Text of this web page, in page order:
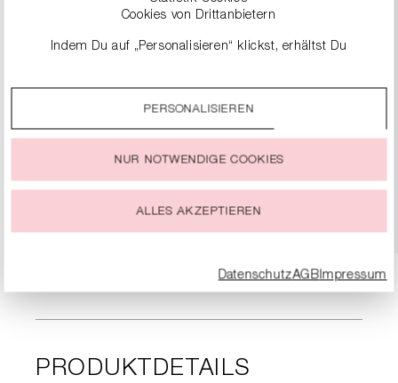
SNEAKER
PRODUKTDETAILS
Cookies von Drittanbietern
Indem Du auf „Personalisieren“ klickst, erhältst Du
Durch einen Klick auf das Auswahlfeld „Alle akzeptieren“
stimmst Du der Verwendung aller Cookies zu, die unter
jeder Zeit ändern oder widerrufen.
PERSONALISIEREN
NUR NOTWENDIGE COOKIES
ALLES AKZEPTIEREN
DatenschutzAGBImpressum